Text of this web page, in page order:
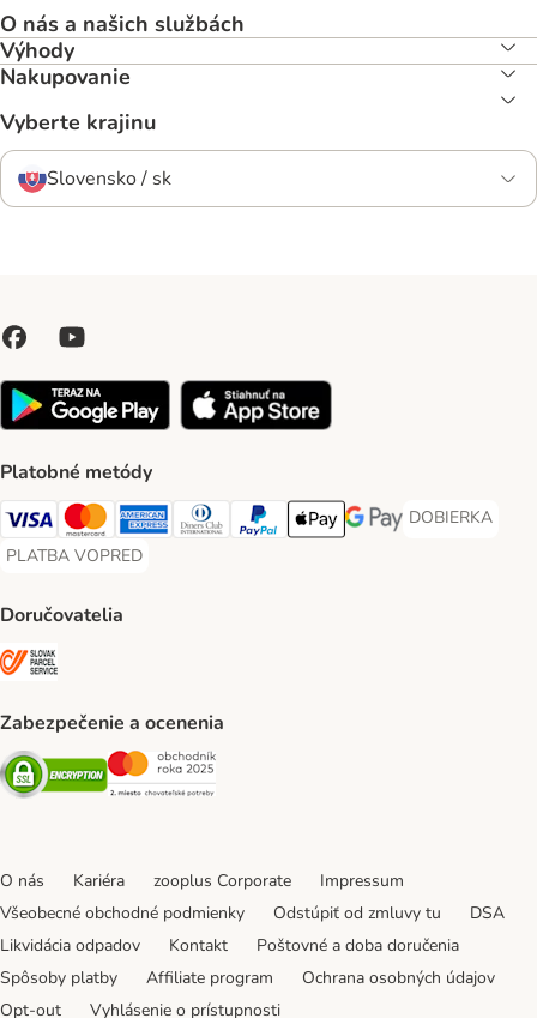
O nás a našich službách
Výhody
Nakupovanie
Vyberte krajinu
Slovensko / sk
Platobné metódy
Visa Payment Method
Mastercard Payment Method
American Express Payment Method
Diners Club Payment Method
PayPal Payment Method
Apple Pay Payment Method
Google Pay Payment
DOBIERKA
DOBIERKA
PLATBA VOPRED
PLATBA VOPRED Payment Method
Doručovatelia
Zabezpečenie a ocenenia
Security Security
O nás Kariéra zooplus Corporate
Impressum
Všeobecné obchodné podmienky
Odstúpiť od zmluvy tu
DSA
Likvidácia odpadov
Kontakt
Poštovné a doba doručenia
Spôsoby platby
Affiliate program
Ochrana osobných údajov
Opt-out
Vyhlásenie o prístupnosti